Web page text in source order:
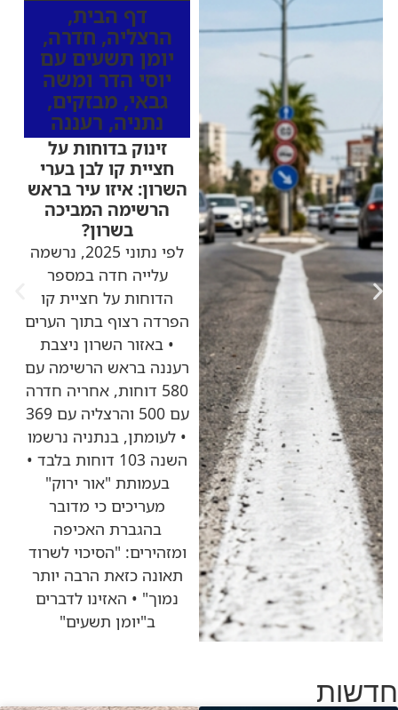
דף הבית,
הרצליה, חדרה,
יומן תשעים עם
יוסי הדר ומשה
גבאי, מבזקים,
נתניה, רעננה
זינוק בדוחות על
חציית קו לבן בערי
השרון: איזו עיר בראש
הרשימה המביכה
בשרון?
לפי נתוני 2025, נרשמה
עלייה חדה במספר
הדוחות על חציית קו
הפרדה רצוף בתוך הערים
• באזור השרון ניצבת
רעננה בראש הרשימה עם
580 דוחות, אחריה חדרה
עם 500 והרצליה עם 369
• לעומתן, בנתניה נרשמו
השנה 103 דוחות בלבד •
בעמותת "אור ירוק"
מעריכים כי מדובר
בהגברת האכיפה
ומזהירים: "הסיכוי לשרוד
תאונה כזאת הרבה יותר
נמוך" • האזינו לדברים
ב"יומן תשעים"
חדשות